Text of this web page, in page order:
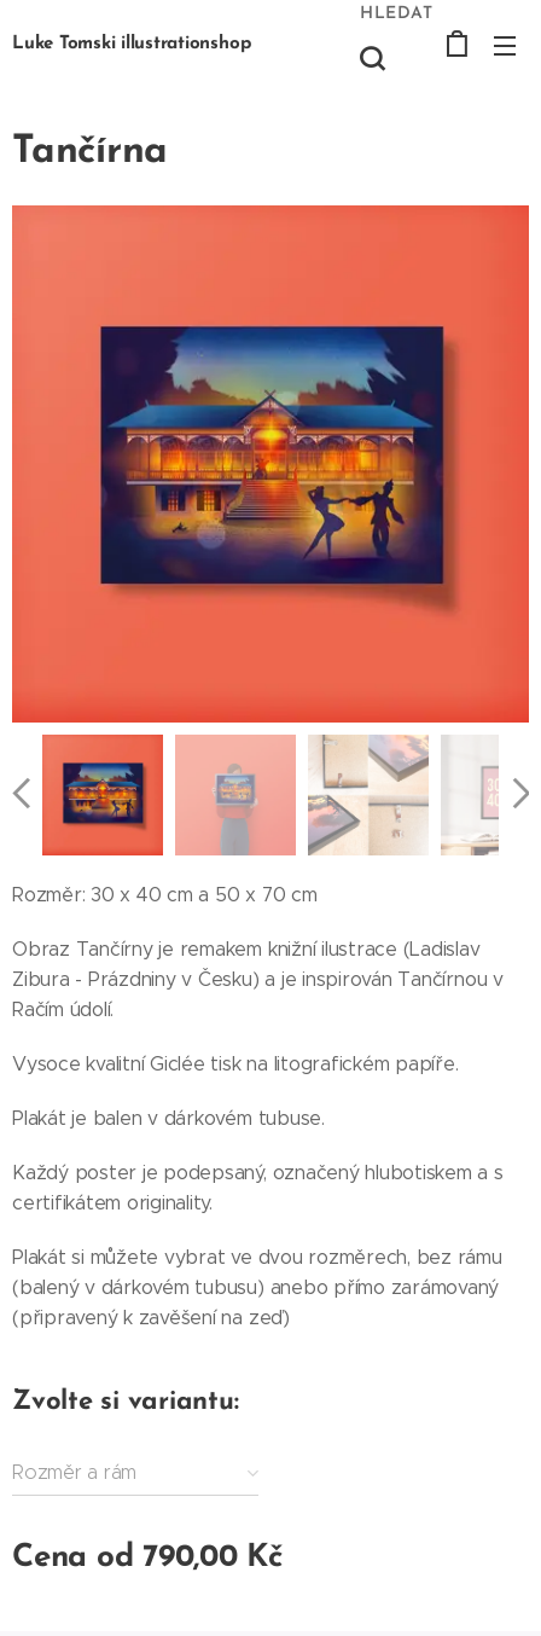
Luke Tomski illustrationshop
HLEDAT
Tančírna
Rozměr: 30 x 40 cm a 50 x 70 cm
Obraz Tančírny je remakem knižní ilustrace (Ladislav
Zibura - Prázdniny v Česku) a je inspirován Tančírnou v
Račím údolí.
Vysoce kvalitní Giclée tisk na litografickém papíře.
Plakát je balen v dárkovém tubuse.
Každý poster je podepsaný, označený hlubotiskem a s
certifikátem originality.
Plakát si můžete vybrat ve dvou rozměrech, bez rámu
(balený v dárkovém tubusu) anebo přímo zarámovaný
(připravený k zavěšení na zeď)
Zvolte si variantu:
Rozměr a rám
Cena od 790,00Kč